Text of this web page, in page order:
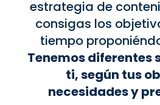
estrategia de
consigas los
tiempo
Tenemos diferentes
ti, según tus
necesidades y